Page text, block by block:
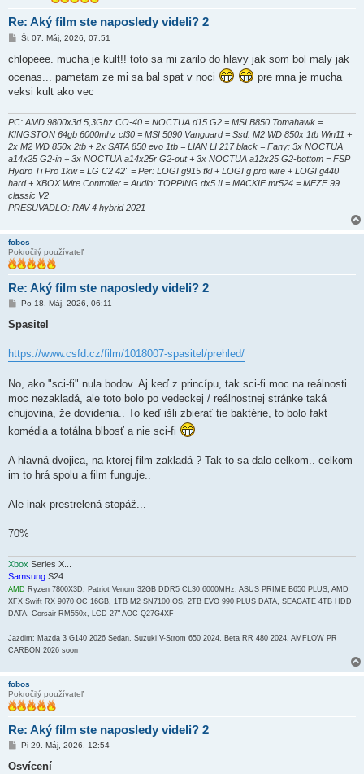
Re: Aký film ste naposledy videli? 2
P
í
p
e
v
k
Št 07. Máj, 2026, 07:51
chlopeee. mucha je kult!! toto sa mi zarilo do hlavy jak som bol maly jak
ocenas... pametam ze mi sa bal spat v noci
pre mna je mucha
veksi kult ako vec
PC: AMD 9800x3d 5,3Ghz CO-40 = NOCTUA d15 G2 = MSI B850 Tomahawk =
KINGSTON 64gb 6000mhz cl30 = MSI 5090 Vanguard = Ssd: M2 WD 850x 1tb Win11 +
2x M2 WD 850x 2tb + 2x SATA 850 evo 1tb = LIAN LI 217 black = Fany: 3x NOCTUA
a14x25 G2-in + 3x NOCTUA a14x25r G2-out + 3x NOCTUA a12x25 G2-bottom = FSP
Hydro Ti Pro 1kw = LG C2 42" = Per: LOGI g915 tkl + LOGI g pro wire + LOGI g440
hard + XBOX Wire Controller = Audio: TOPPING dx5 II = MACKIE mr524 = MEZE 99
classic V2
PRESUVADLO: RAV 4 hybrid 2021
fobos
Pokročilý používateľ
Re: Aký film ste naposledy videli? 2
P
í
s
e
v
k
Po 18. Máj, 2026, 06:11
Spasitel
https://www.csfd.cz/film/1018007-spasitel/prehled/
No, ako "sci-fi" nula bodov. Aj keď z princípu, tak sci-fi moc na reálnosti
moc nezakladá, ale toto bolo po vedeckej / reálnostnej stránke taká
chujovina, že dovidenia.. To keď išli zbierať tie baktérie, to bolo fakt
komédia a totálna blbosť a nie sci-fi
A hlavná dvojica, na ktorej film zakladá ? Tak to sa dalo celkom.. celkom
im to hrá spolu a film funguje..
Ale inak prestrelená stopáž...
70%
Xbox Series X...
Samsung S24 ...
AMD Ryzen 7800X3D, Patriot Venom 32GB DDR5 CL30 6000MHz, ASUS PRIME B650 PLUS, AMD
XFX Swift RX 9070 OC 16GB, 1TB M2 SN7100 OS, 2TB EVO 990 PLUS DATA, SEAGATE 4TB HDD
DATA, Corsair RM550x, LCD 27" AOC Q27G4XF
Jazdim: Mazda 3 G140 2026 Sedan, Suzuki V-Strom 650 2024, Beta RR 480 2024, AMFLOW PR
CARBON 2026 soon
fobos
Pokročilý používateľ
Re: Aký film ste naposledy videli? 2
P
í
Pi 29. Máj, 2026, 12:54
Osvícení